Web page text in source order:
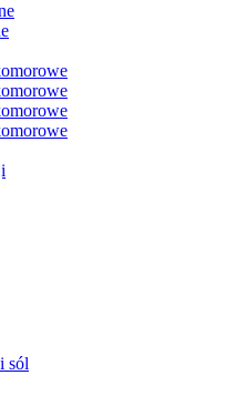
sól